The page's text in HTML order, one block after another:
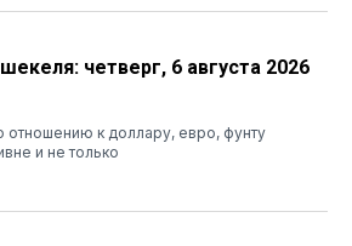
четверг, 6 августа 2026
отношению к доллару, евро, фунту
и не только